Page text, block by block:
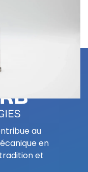
au
en
et